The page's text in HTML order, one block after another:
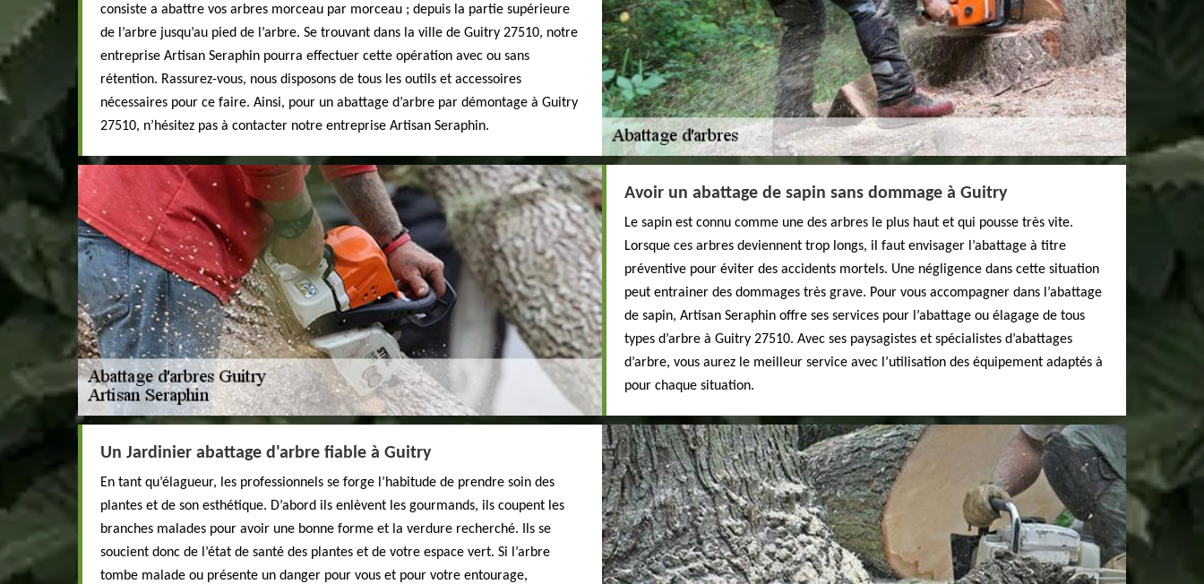
consiste a abattre vos arbres morceau par morceau ; depuis la partie supérieure
de l’arbre jusqu’au pied de l’arbre. Se trouvant dans la ville de Guitry 27510, notre
entreprise Artisan Seraphin pourra effectuer cette opération avec ou sans
rétention. Rassurez-vous, nous disposons de tous les outils et accessoires
nécessaires pour ce faire. Ainsi, pour un abattage d’arbre par démontage à Guitry
27510, n’hésitez pas à contacter notre entreprise Artisan Seraphin.
Avoir un abattage de sapin sans dommage à Guitry
Le sapin est connu comme une des arbres le plus haut et qui pousse très vite.
Lorsque ces arbres deviennent trop longs, il faut envisager l’abattage à titre
préventive pour éviter des accidents mortels. Une négligence dans cette situation
peut entrainer des dommages très grave. Pour vous accompagner dans l’abattage
de sapin, Artisan Seraphin offre ses services pour l’abattage ou élagage de tous
types d’arbre à Guitry 27510. Avec ses paysagistes et spécialistes d’abattages
d’arbre, vous aurez le meilleur service avec l’utilisation des équipement adaptés à
pour chaque situation.
Un Jardinier abattage d'arbre fiable à Guitry
En tant qu’élagueur, les professionnels se forge l’habitude de prendre soin des
plantes et de son esthétique. D’abord ils enlèvent les gourmands, ils coupent les
branches malades pour avoir une bonne forme et la verdure recherché. Ils se
soucient donc de l’état de santé des plantes et de votre espace vert. Si l’arbre
tombe malade ou présente un danger pour vous et pour votre entourage,